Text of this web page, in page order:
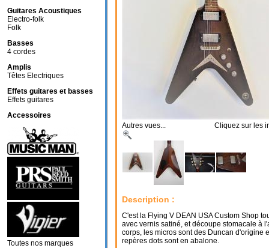
Autres vues... Cliquez sur les
Description :
C'est la Flying V DEAN USA Custom Shop
avec vernis satiné, et découpe stomacale à
corps, les micros sont des Duncan d'origine
repères dots sont en abalone.
Guitares Acoustiques
Electro-folk
Folk
Basses
4 cordes
Amplis
Têtes Electriques
Effets guitares et basses
Effets guitares
Accessoires
Toutes nos marques